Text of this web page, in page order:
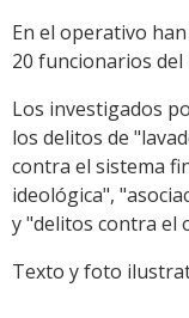
En el operativo
20 funcionarios del
Los investigados
los delitos de
contra el sistema
ideológica",
y "delitos contra el
Texto y foto